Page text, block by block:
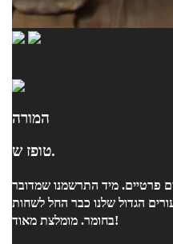
המורה
טופז ש.
פרטיים. מיד התרשמנו שמדובר
הגדול שלנו כבר החל לשחות
בחומר. מומלצת מאוד!